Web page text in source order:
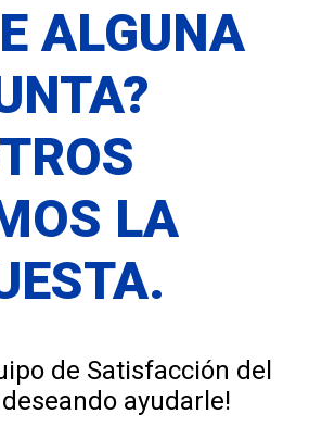
ALGUNA
LA
.
de Satisfacción del
ayudarle!